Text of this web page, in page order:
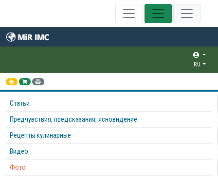
RU
Статьи
Предчувствия, предсказания, ясновидение
Рецепты кулинарные
Видео
Фото